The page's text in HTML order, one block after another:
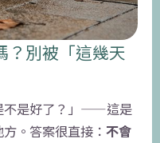
？別被「這幾天
不是好了？」——這是
。答案很直接： 不會